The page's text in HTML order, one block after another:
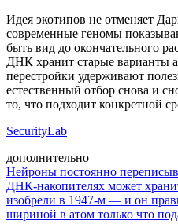
Идея экотипов не отменяет
современные геномы
быть вид до окончательного
ДНК хранит старые варианты
перестройки удерживают
естественный отбор снова и
то, что подходит конкретной
SecurityLab
дополнительно
Нейроны постоянно
ДНК-накопителях может
изобрели в 1947-м — и он
шириной в атом только что